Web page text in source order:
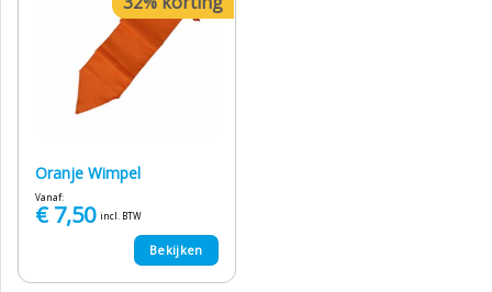
Oranje Wimpel
Vanaf:
€7,50 incl. BTW
Bekijken